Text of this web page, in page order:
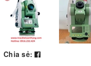
Chia sẻ: